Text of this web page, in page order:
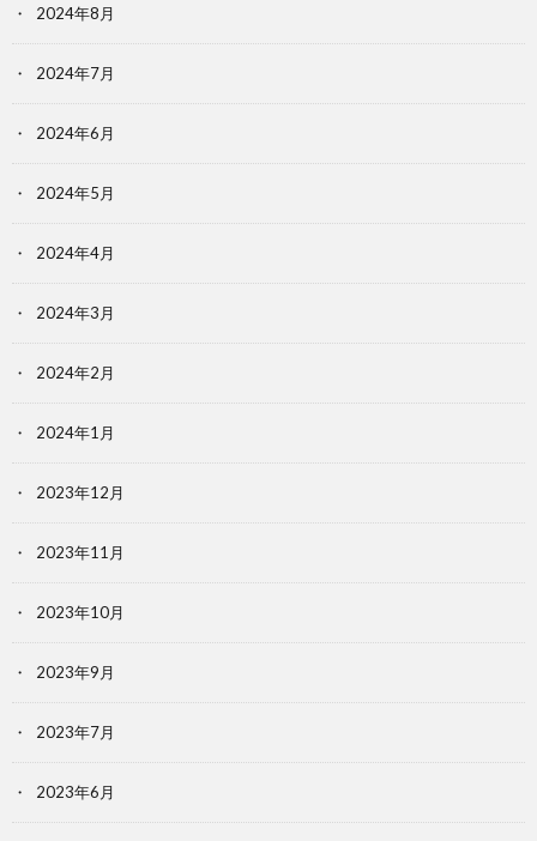
2024年8月
2024年7月
2024年6月
2024年5月
2024年4月
2024年3月
2024年2月
2024年1月
2023年12月
2023年11月
2023年10月
2023年9月
2023年7月
2023年6月